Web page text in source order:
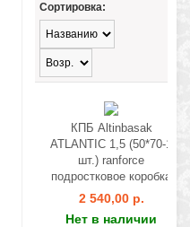
Сортировка:
КПБ Altinbasak
ATLANTIC 1,5 (50*70-1
шт.) ranforce
подростковое коробка
2 540,00 р.
Нет в наличии